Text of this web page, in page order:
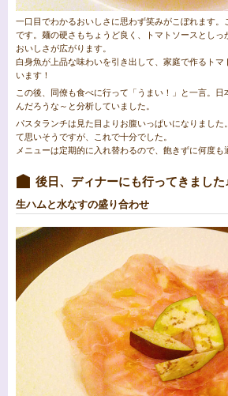
一口目でわかるおいしさに思わず笑みがこぼれます。
です。麺の硬さもちょうど良く、トマトソースとしっ
おいしさが広がります。
白身魚が上品な味わいを引き出して、家庭で作るトマ
います！
この後、同僚も食べに行って「うまい！」と一言。
んだろうな～と分析していました。
パスタランチは見た目よりお腹いっぱいになりました
て思いそうですが、これで十分でした。
メニューは定期的に入れ替わるので、飽きずに何度も
後日、ディナーにも行ってきました
生ハムと水なすの盛り合わせ